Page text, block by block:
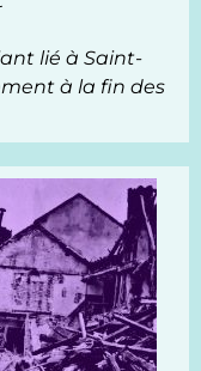
lié à Saint-
à la fin des